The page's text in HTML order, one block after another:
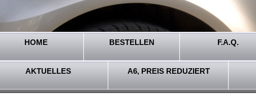
HOME BESTELLEN F.A.Q.
AKTUELLES A6, PREIS REDUZIERT